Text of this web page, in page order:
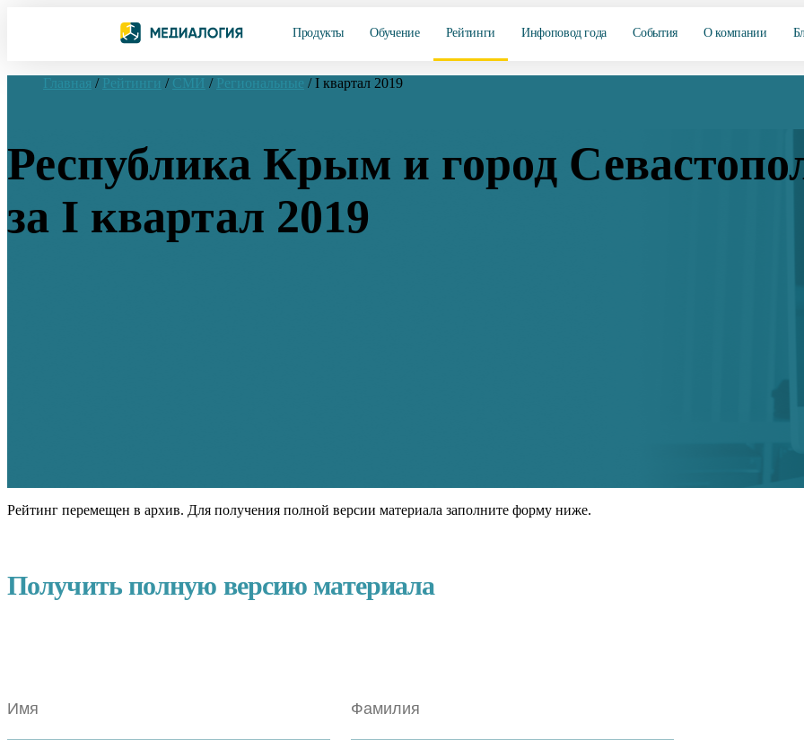
Продукты Обучение Рейтинги Инфоповод года События О компании
Главная / Рейтинги / СМИ / Региональные / I квартал 2019
Республика Крым и город
за I квартал 2019
Рейтинг перемещен в архив. Для получения полной версии материала заполните форму ниже.
Получить полную версию материала